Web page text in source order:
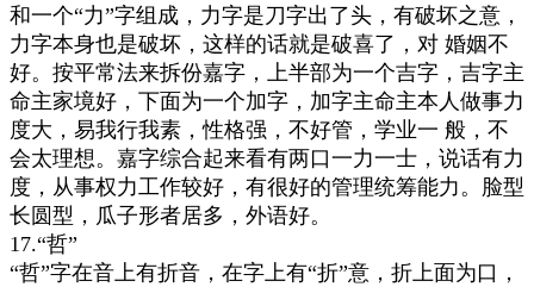
和一个“力”字组成，力字是刀字出了头，有破坏之意，
力字本身也是破坏，这样的话就是破喜了，对 婚姻不
好。按平常法来拆份嘉字，上半部为一个吉字，吉字主
命主家境好，下面为一个加字，加字主命主本人做事力
度大，易我行我素，性格强，不好管，学业一 般，不
会太理想。嘉字综合起来看有两口一力一士，说话有力
度，从事权力工作较好，有很好的管理统筹能力。脸型
长圆型，瓜子形者居多，外语好。
17.“哲”
“哲”字在音上有折音，在字上有“折”意，折上面为口，